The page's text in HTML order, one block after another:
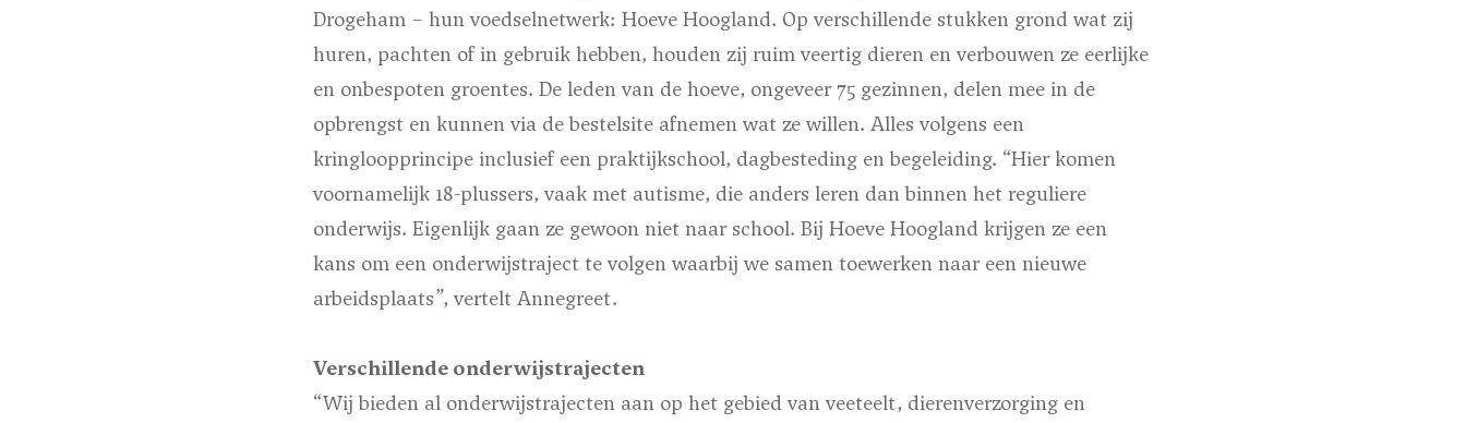
Drogeham – hun voedselnetwerk: Hoeve Hoogland. Op verschillende stukken grond wat zij
huren, pachten of in gebruik hebben, houden zij ruim veertig dieren en verbouwen ze eerlijke
en onbespoten groentes. De leden van de hoeve, ongeveer 75 gezinnen, delen mee in de
opbrengst en kunnen via de bestelsite afnemen wat ze willen. Alles volgens een
kringloopprincipe inclusief een praktijkschool, dagbesteding en begeleiding. “Hier komen
voornamelijk 18-plussers, vaak met autisme, die anders leren dan binnen het reguliere
onderwijs. Eigenlijk gaan ze gewoon niet naar school. Bij Hoeve Hoogland krijgen ze een
kans om een onderwijstraject te volgen waarbij we samen toewerken naar een nieuwe
arbeidsplaats”, vertelt Annegreet.
Verschillende onderwijstrajecten
“Wij bieden al onderwijstrajecten aan op het gebied van veeteelt, dierenverzorging en